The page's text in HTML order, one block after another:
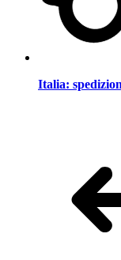
Italia: